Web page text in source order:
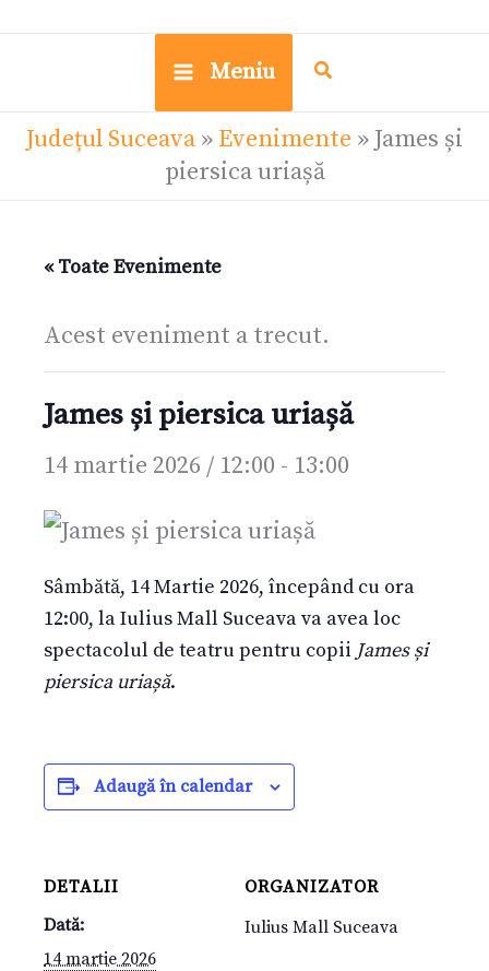
Meniu
Județul Suceava » Evenimente » James și
piersica uriașă
« Toate Evenimente
Acest eveniment a trecut.
James și piersica uriașă
14 martie 2026 / 12:00 - 13:00
Sâmbătă, 14 Martie 2026, începând cu ora
12:00, la Iulius Mall Suceava va avea loc
spectacolul de teatru pentru copii James și
piersica uriașă.
Adaugă în calendar
DETALII
Dată:
14 martie 2026
ORGANIZATOR
Iulius Mall Suceava